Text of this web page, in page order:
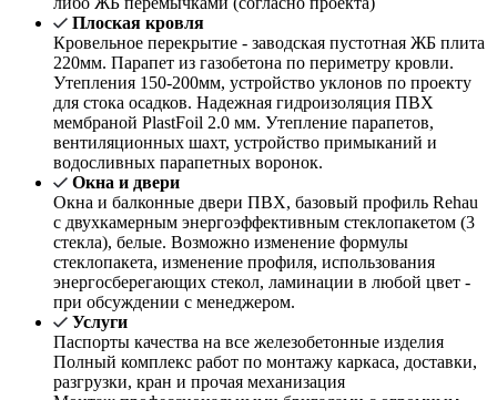
Плоская кровля
Кровельное перекрытие - заводская пустотная ЖБ плита
220мм. Парапет из газобетона по периметру кровли.
Утепления 150-200мм, устройство уклонов по проекту
для стока осадков. Надежная гидроизоляция ПВХ
мембраной PlastFoil 2.0 мм. Утепление парапетов,
вентиляционных шахт, устройство примыканий и
водосливных парапетных воронок.
Окна и двери
Окна и балконные двери ПВХ, базовый профиль Rehau
с двухкамерным энергоэффективным стеклопакетом (3
стекла), белые. Возможно изменение формулы
стеклопакета, изменение профиля, использования
энергосберегающих стекол, ламинации в любой цвет -
при обсуждении с менеджером.
Услуги
Паспорты качества на все железобетонные изделия
Полный комплекс работ по монтажу каркаса, доставки,
разгрузки, кран и прочая механизация